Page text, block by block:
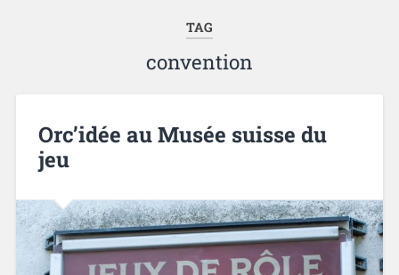
TAG
convention
Orc’idée au Musée suisse du
jeu